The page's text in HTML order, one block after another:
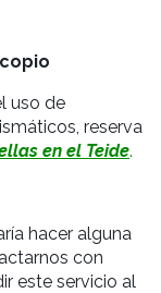
uso de
reserva
en el Teide.
hacer alguna
con
este servicio al